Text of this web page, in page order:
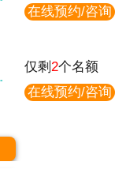
在线预约/咨询
仅剩 2个名额
在线预约/咨询